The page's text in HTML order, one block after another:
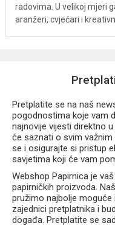
radovima. U velikoj mjeri
aranžeri, cvjećari i
Pretplatite se na naš
pogodnostima koje vam
najnovije vijesti direktno
će saznati o svim
se i osigurajte si pristup
savjetima koji će vam
Webshop Papirnica je
papirničkih proizvoda.
pružimo najbolje
zajednici pretplatnika i
događa. Pretplatite se